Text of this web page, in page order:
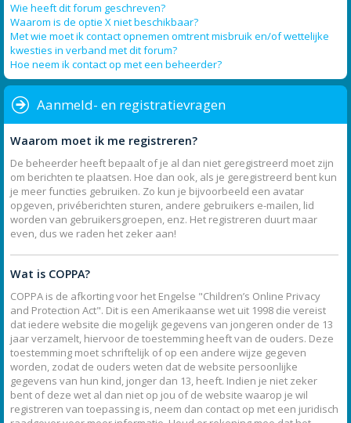
Wie heeft dit forum geschreven?
Waarom is de optie X niet beschikbaar?
Met wie moet ik contact opnemen omtrent misbruik en/of wettelijke
kwesties in verband met dit forum?
Hoe neem ik contact op met een beheerder?
Aanmeld- en registratievragen
Waarom moet ik me registreren?
De beheerder heeft bepaalt of je al dan niet geregistreerd moet zijn
om berichten te plaatsen. Hoe dan ook, als je geregistreerd bent kun
je meer functies gebruiken. Zo kun je bijvoorbeeld een avatar
opgeven, privéberichten sturen, andere gebruikers e-mailen, lid
worden van gebruikersgroepen, enz. Het registreren duurt maar
even, dus we raden het zeker aan!
Wat is COPPA?
COPPA is de afkorting voor het Engelse "Children’s Online Privacy
and Protection Act". Dit is een Amerikaanse wet uit 1998 die vereist
dat iedere website die mogelijk gegevens van jongeren onder de 13
jaar verzamelt, hiervoor de toestemming heeft van de ouders. Deze
toestemming moet schriftelijk of op een andere wijze gegeven
worden, zodat de ouders weten dat de website persoonlijke
gegevens van hun kind, jonger dan 13, heeft. Indien je niet zeker
bent of deze wet al dan niet op jou of de website waarop je wil
registreren van toepassing is, neem dan contact op met een juridisch